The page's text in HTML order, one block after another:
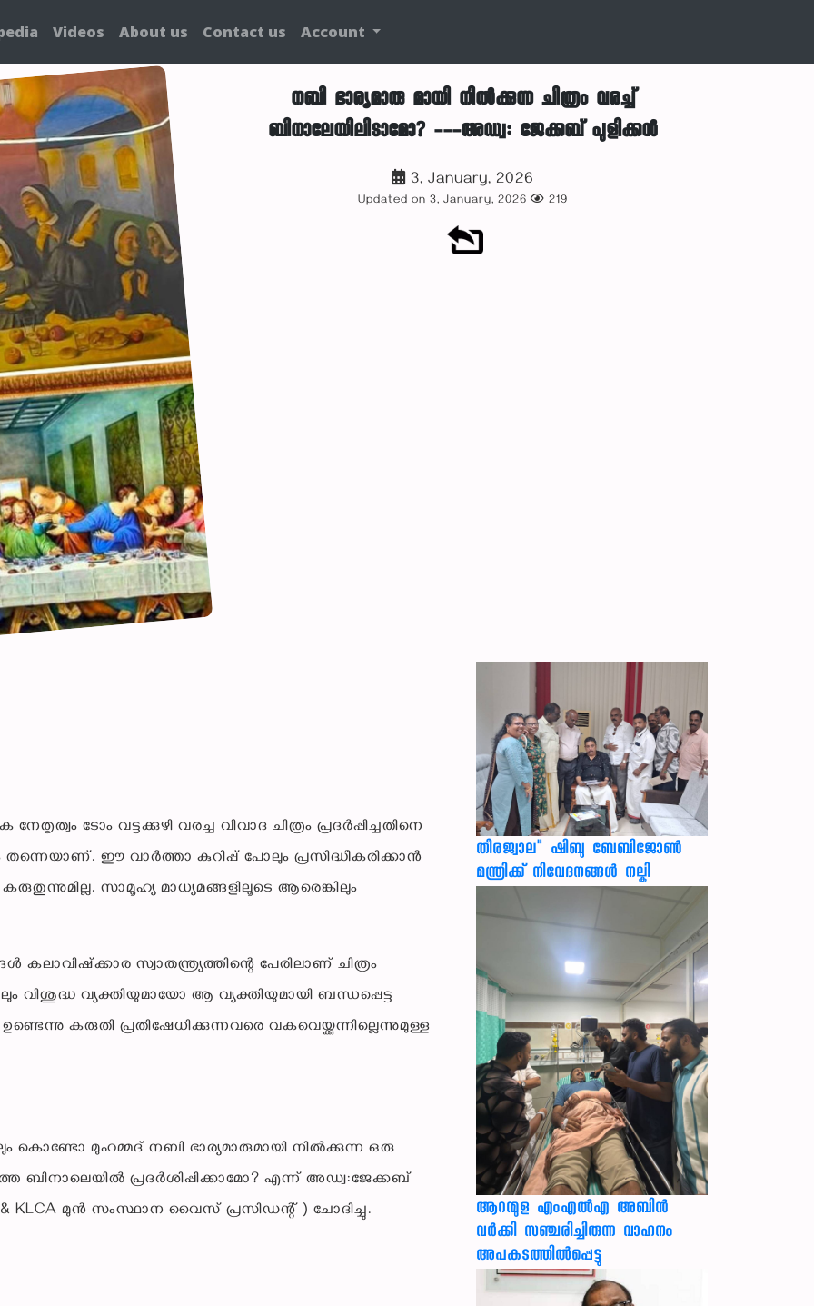
Videos About us Contact us Account
നബി ഭാര്യമാരു മായി നിൽക്കുന്ന ചിത്രം വരച്ച്
ബിനാലേയിലിടാമോ? ---അഡ്വ: ജേക്കബ് പുളിക്കൻ
3, January, 2026
Updated on 3, January, 2026 219
ടോം വട്ടക്കുഴി വരച്ച വിവാദ ചിത്രം പ്രദർപ്പിച്ചതിനെ
തന്നെയാണ്. ഈ വാർത്താ കുറിപ്പ് പോലും പ്രസിദ്ധീകരിക്കാൻ
സാമൂഹ്യ മാധ്യമങ്ങളിലൂടെ ആരെങ്കിലും
പേരിലാണ് ചിത്രം
വിശുദ്ധ വ്യക്തിയുമായോ ആ വ്യക്തിയുമായി ബന്ധപ്പെട്ട
കരുതി പ്രതിഷേധിക്കുന്നവരെ വകവെയ്ക്കുന്നില്ലെന്നുമുള്ള
ക്കുന്നത്.
കൊണ്ടോ മുഹമ്മദ് നബി ഭാര്യമാരുമായി നിൽക്കുന്ന ഒരു
ബിനാലെയിൽ പ്രദർശിപ്പിക്കാമോ? എന്ന് അഡ്വ:ജേക്കബ്
KLCA മുൻ സംസ്ഥാന വൈസ് പ്രസിഡന്റ്‌ ) ചോദിച്ചു.
തീരജ്വാല" ഷിബു ബേബിജോൺ
മന്ത്രിക്ക് നിവേദനങ്ങള്‍ നല്കി
ആറന്മുള എംഎൽഎ അബിൻ
വർക്കി സഞ്ചരിച്ചിരുന്ന വാഹനം
അപകടത്തിൽപ്പെട്ടു